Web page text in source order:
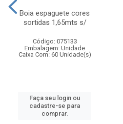
Boia espaguete cores
sortidas 1,65mts s/
Código: 075133
Embalagem: Unidade
Caixa Com: 60 Unidade(s)
Faça seu login ou
cadastre-se para
comprar.